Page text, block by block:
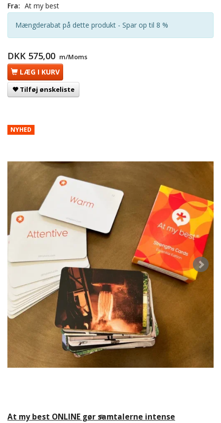
Fra: At my best
Mængderabat på dette produkt - Spar op til 8 %
DKK 575,00 m/Moms
LÆG I KURV
Tilføj ønskeliste
NYHED
At my best ONLINE gør samtalerne intense